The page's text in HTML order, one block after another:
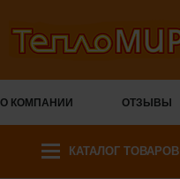
О КОМПАНИИ ОТЗЫВЫ
КАТАЛОГ ТОВАРОВ